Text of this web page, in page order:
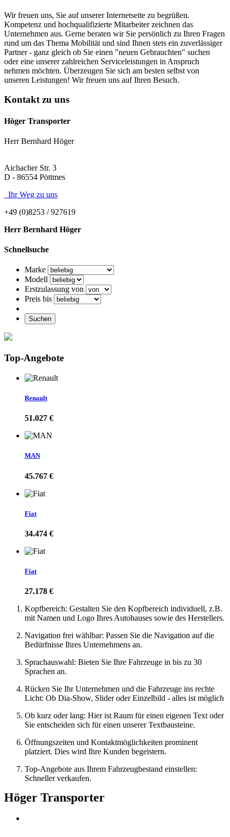
Wir freuen uns, Sie auf unserer Internetseite zu begrüßen.
Kompetenz und hochqualifizierte Mitarbeiter zeichnen das
Unternehmen aus. Gerne beraten wir Sie persönlich zu Ihren Fragen
rund um das Thema Mobilität und sind Ihnen stets ein zuverlässiger
Partner - ganz gleich ob Sie einen "neuen Gebrauchten" suchen
oder eine unserer zahlreichen Serviceleistungen in Anspruch
nehmen möchten. Überzeugen Sie sich am besten selbst von
unseren Leistungen! Wir freuen uns auf Ihren Besuch.
Kontakt zu uns
Höger Transporter
Herr Bernhard Höger
Aichacher Str. 3
D - 86554 Pöttmes
Ihr Weg zu uns
+49 (0)8253 / 927619
Herr Bernhard Höger
Schnellsuche
Marke
Modell
Erstzulassung von
Preis bis
Suchen
Top-Angebote
Renault
51.027 €
MAN
45.767 €
Fiat
34.474 €
Fiat
27.178 €
Kopfbereich: Gestalten Sie den Kopfbereich individuell, z.B.
mit Namen und Logo Ihres Autohauses sowie des Herstellers.
Navigation frei wählbar: Passen Sie die Navigation auf die
Bedürfnisse Ihres Unternehmens an.
Sprachauswahl: Bieten Sie Ihre Fahrzeuge in bis zu 30
Sprachen an.
Rücken Sie Ihr Unternehmen und die Fahrzeuge ins rechte
Licht: Ob Dia-Show, Slider oder Einzelbild - alles ist möglich
Ob kurz oder lang: Hier ist Raum für einen eigenen Text oder
Sie entscheiden sich für einen unserer Textbausteine.
Öffnungszeiten und Kontaktmöglichkeiten prominent
platziert. Dies wird Ihre Kunden begeistern.
Top-Angebote aus Ihrem Fahrzeugbestand einstellen:
Schneller verkaufen.
Höger Transporter